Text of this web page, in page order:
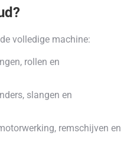
volledige machine:
rollen en
slangen en
remschijven en